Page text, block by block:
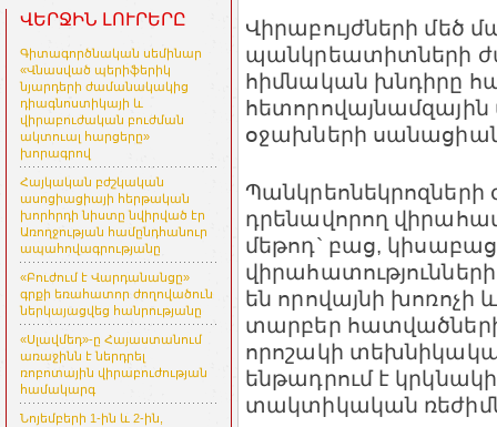
ՎԵՐՋԻՆ ԼՈՒՐԵՐԸ
Գիտագործնական սեմինար
«Վնասված պերիֆերիկ
նյարդերի ժամանակակից
դիագնոստիկայի և
վիրաբուժական բուժման
ակտուալ հարցերը»
խորագրով
Հայկական բժշկական
ասոցիացիայի հերթական
խորհրդի նիստը նվիրված էր
Առողջության համընդհանուր
ապահովագրությանը
«Բուժում է Վարդանանցը»
գրքի եռահատոր ժողովածուն
ներկայացվեց հանրությանը
«Սլավմեդ»-ը Հայաստանում
առաջինն է ներդրել
ռոբոտային վիրաբուժության
համակարգ
Նոյեմբերի 1-ին և 2-ին,
Վիրաբույժների մեծ
պանկրեատիտների
հիմնական խնդիրը
օջախների սանացիան
դրենավորող
մեթոդ` բաց,
են որովայնի խոռոչի
տարբեր
որոշակի
ենթադրում է
տակտիկական